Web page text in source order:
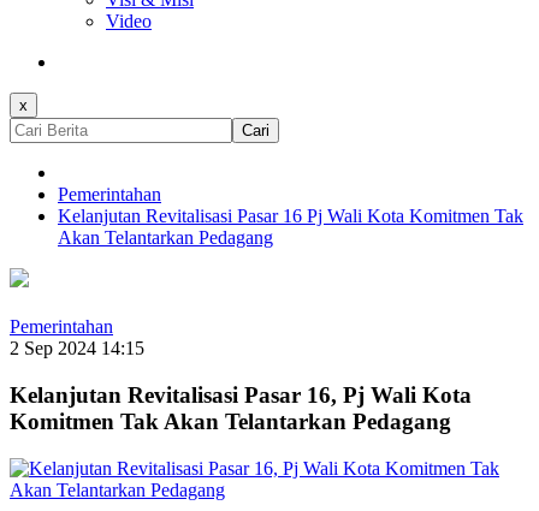
Video
x
Cari
Pemerintahan
Kelanjutan Revitalisasi Pasar 16 Pj Wali Kota Komitmen Tak
Akan Telantarkan Pedagang
Pemerintahan
2 Sep 2024 14:15
Kelanjutan Revitalisasi Pasar 16, Pj Wali Kota
Komitmen Tak Akan Telantarkan Pedagang